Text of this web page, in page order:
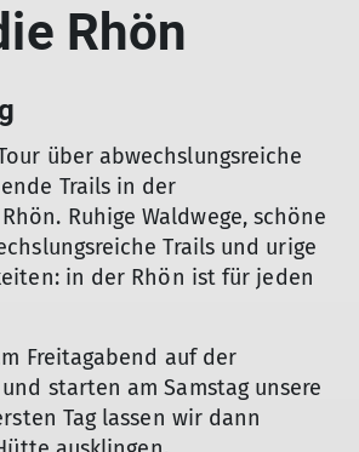
Rhön
über abwechslungsreiche
Trails in der
Ruhige Waldwege, schöne
Trails und urige
in der Rhön ist für jeden
Freitagabend auf der
starten am Samstag unsere
Tag lassen wir dann